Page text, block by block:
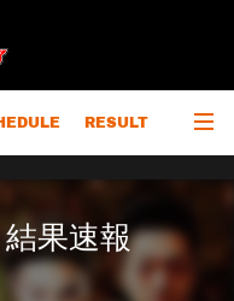
RESULT
OUTLINE
果速報